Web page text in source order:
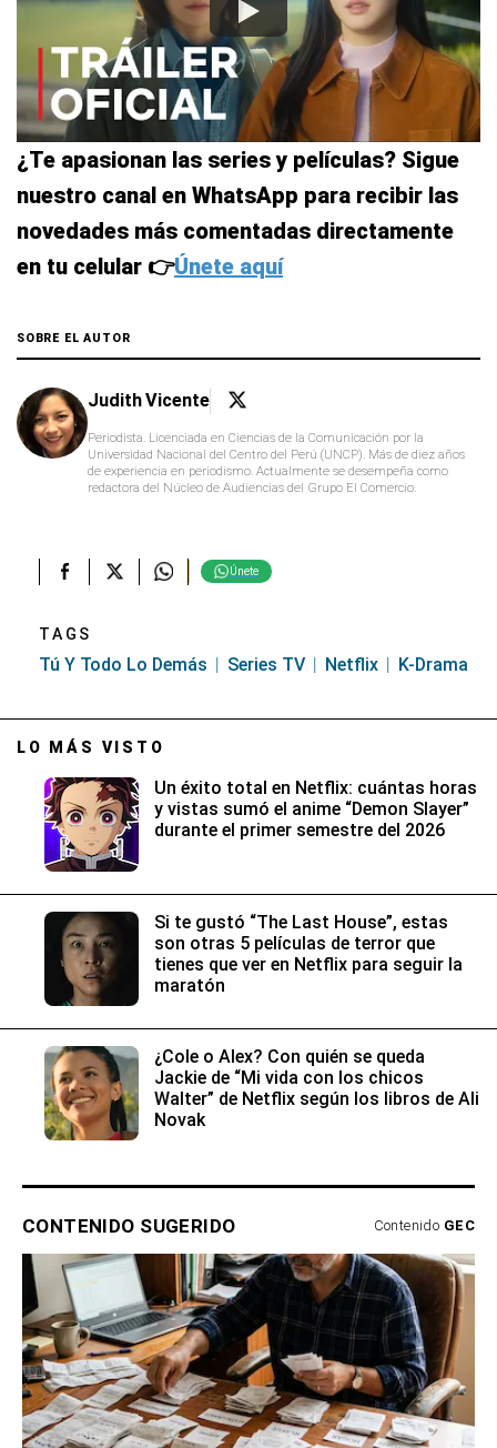
¿Te apasionan las series y películas? Sigue
nuestro canal en WhatsApp para recibir las
novedades más comentadas directamente
en tu celular 👉Únete aquí
SOBRE EL AUTOR
Judith Vicente
Periodista. Licenciada en Ciencias de la Comunicación por la
Universidad Nacional del Centro del Perú (UNCP). Más de diez años
de experiencia en periodismo. Actualmente se desempeña como
redactora del Núcleo de Audiencias del Grupo El Comercio.
Únete
TAGS
Tú Y Todo Lo Demás Series TV Netflix K-Drama
LO MÁS VISTO
Un éxito total en Netflix: cuántas horas
y vistas sumó el anime “Demon Slayer”
durante el primer semestre del 2026
Si te gustó “The Last House”, estas
son otras 5 películas de terror que
tienes que ver en Netflix para seguir la
maratón
¿Cole o Alex? Con quién se queda
Jackie de “Mi vida con los chicos
Walter” de Netflix según los libros de Ali
Novak
CONTENIDO SUGERIDO Contenido GEC